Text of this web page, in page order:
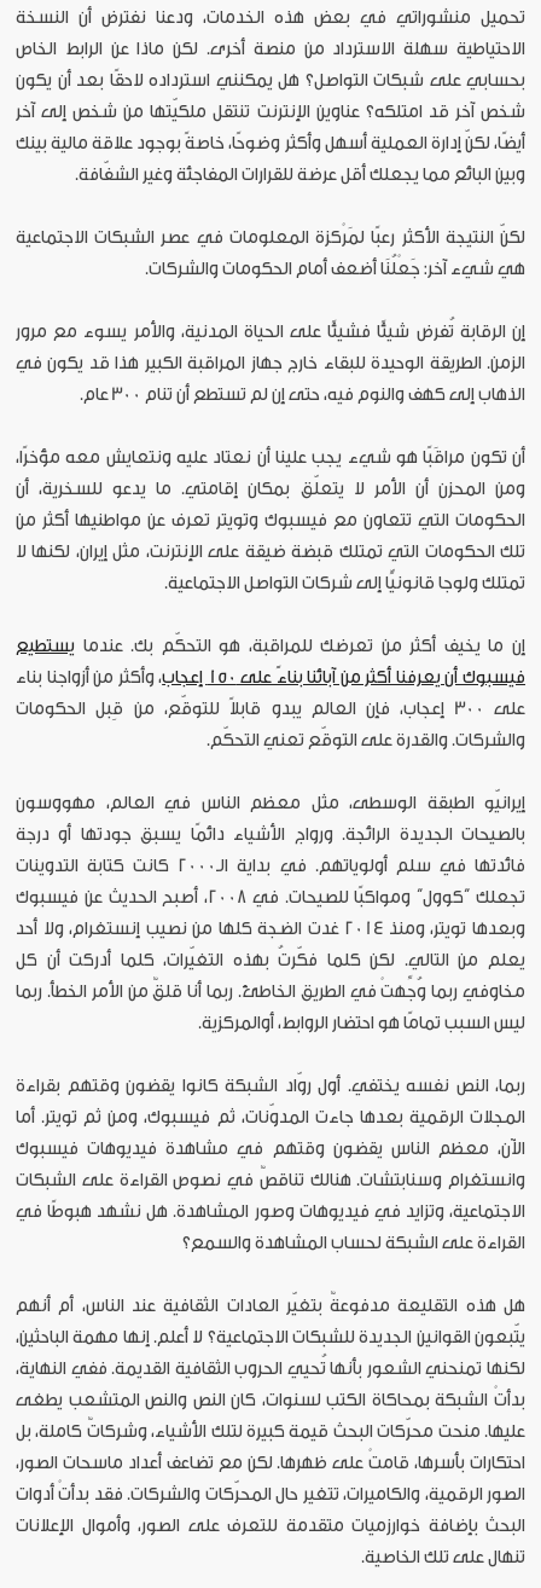
تحميل منشوراتي في بعض هذه الخدمات، ودعنا نفترض أن النسخة
الاحتياطية سهلة الاسترداد من منصة أخرى. لكن ماذا عن الرابط الخاص
بحسابي على شبكات التواصل؟ هل يمكنني استرداده لاحقًا بعد أن يكون
شخص آخر قد امتلكه؟ عناوين الإنترنت تنتقل ملكيّتها من شخص إلى آخر
أيضًا، لكنّ إدارة العملية أسهل وأكثر وضوحًا، خاصةً بوجود علاقة مالية بينك
وبين البائع مما يجعلك أقل عرضة للقرارات المفاجئة وغير الشفّافة.
لكنّ النتيجة الأكثر رعبًا لمَرْكزة المعلومات في عصر الشبكات الاجتماعية
هي شيء آخر: جَعْلُنَا أضعف أمام الحكومات والشركات.
إن الرقابة تُفرض شيئًا فشيئًا على الحياة المدنية، والأمر يسوء مع مرور
الزمن. الطريقة الوحيدة للبقاء خارج جهاز المراقبة الكبير هذا قد يكون في
الذهاب إلى كهف والنوم فيه، حتى إن لم تستطع أن تنام 300 عام.
أن تكون مراقَبًا هو شيء يجب علينا أن نعتاد عليه ونتعايش معه مؤخرًا،
ومن المحزن أن الأمر لا يتعلّق بمكان إقامتي. ما يدعو للسخرية، أن
الحكومات التي تتعاون مع فيسبوك وتويتر تعرف عن مواطنيها أكثر من
تلك الحكومات التي تمتلك قبضة ضيقة على الإنترنت، مثل إيران، لكنها لا
تمتلك ولوجا قانونيًّا إلى شركات التواصل الاجتماعية.
إن ما يخيف أكثر من تعرضك للمراقبة، هو التحكّم بك. عندما يستطيع
فيسبوك أن يعرفنا أكثر من آبائنا بناءً على 150 إعجاب
، وأكثر من أزواجنا بناء
على 300 إعجاب، فإن العالم يبدو قابلاً للتوقّع، من قِبل الحكومات
والشركات. والقدرة على التوقّع تعني التحكّم.
إيرانيّو الطبقة الوسطى، مثل معظم الناس في العالم، مهووسون
بالصيحات الجديدة الرائجة. ورواج الأشياء دائمًا يسبق جودتها أو درجة
فائدتها في سلم أولوياتهم. في بداية الـ2000 كانت كتابة التدوينات
تجعلك “كوول” ومواكبًا للصيحات. في 2008، أصبح الحديث عن فيسبوك
وبعدها تويتر، ومنذ 2014 غدت الضجة كلها من نصيب إنستغرام، ولا أحد
يعلم من التالي. لكن كلما فكّرتُ بهذه التغيّرات، كلما أدركت أن كل
مخاوفي ربما وُجِّهتْ في الطريق الخاطئ. ربما أنا قلقٌ من الأمر الخطأ. ربما
ليس السبب تمامًا هو احتضار الروابط، أوالمركزية.
ربما، النص نفسه يختفي. أول روّاد الشبكة كانوا يقضون وقتهم بقراءة
المجلات الرقمية بعدها جاءت المدوّنات، ثم فيسبوك، ومن ثم تويتر. أما
الآن، معظم الناس يقضون وقتهم في مشاهدة فيديوهات فيسبوك
وانستغرام وسنابتشات. هنالك تناقصٌ في نصوص القراءة على الشبكات
الاجتماعية، وتزايد في فيديوهات وصور المشاهدة. هل نشهد هبوطًا في
القراءة على الشبكة لحساب المشاهدة والسمع؟
هل هذه التقليعة مدفوعةٌ بتغيّر العادات الثقافية عند الناس، أم أنهم
يتّبعون القوانين الجديدة للشبكات الاجتماعية؟ لا أعلم. إنها مهمة الباحثين،
لكنها تمنحني الشعور بأنها تُحيي الحروب الثقافية القديمة. ففي النهاية،
بدأتْ الشبكة بمحاكاة الكتب لسنوات، كان النص والنص المتشعب يطغى
عليها. منحت محرّكات البحث قيمة كبيرة لتلك الأشياء، وشركاتٌ كاملة، بل
احتكارات بأسرها، قامتْ على ظهرها. لكن مع تضاعف أعداد ماسحات الصور،
الصور الرقمية، والكاميرات، تتغير حال المحرّكات والشركات. فقد بدأتْ أدوات
البحث بإضافة خوارزميات متقدمة للتعرف على الصور، وأموال الإعلانات
تنهال على تلك الخاصية.